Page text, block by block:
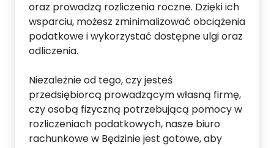
oraz prowadzą rozliczenia roczne. Dzięki ich
wsparciu, możesz zminimalizować obciążenia
podatkowe i wykorzystać dostępne ulgi oraz
odliczenia.
Niezależnie od tego, czy jesteś
przedsiębiorcą prowadzącym własną firmę,
czy osobą fizyczną potrzebującą pomocy w
rozliczeniach podatkowych, nasze biuro
rachunkowe w Będzinie jest gotowe, aby